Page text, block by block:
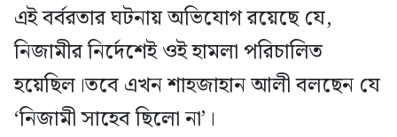
এই বর্বরতার ঘটনায় অভিযোগ রয়েছে যে,
নিজামীর নির্দেশেই ওই হামলা পরিচালিত
হয়েছিল।তবে এখন শাহজাহান আলী বলছেন যে
‘নিজামী সাহেব ছিলো না’।